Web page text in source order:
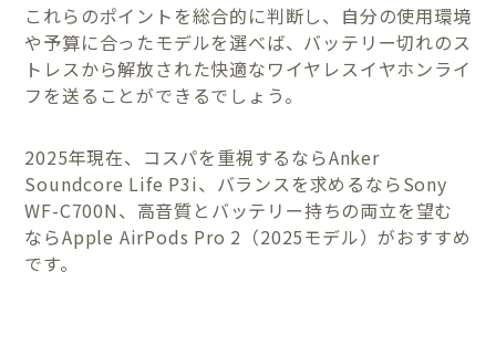
これらのポイントを総合的に判断し、自分の使用環境
や予算に合ったモデルを選べば、バッテリー切れのス
トレスから解放された快適なワイヤレスイヤホンライ
フを送ることができるでしょう。
2025年現在、コスパを重視するならAnker
Soundcore Life P3i、バランスを求めるならSony
WF-C700N、高音質とバッテリー持ちの両立を望む
ならApple AirPods Pro 2（2025モデル）がおすすめ
です。